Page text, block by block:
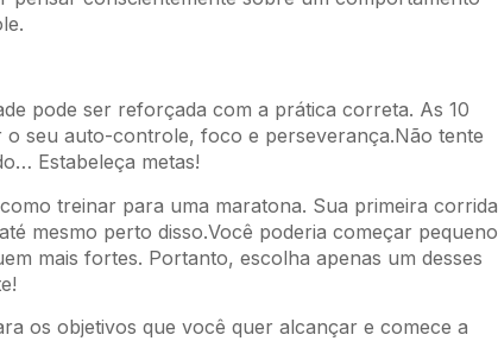
pode ser reforçada com a prática correta. As 10
seu auto-controle, foco e perseverança.Não tente
Estabeleça metas!
treinar para uma maratona. Sua primeira corrida
mesmo perto disso.Você poderia começar pequeno
mais fortes. Portanto, escolha apenas um desses
os objetivos que você quer alcançar e comece a